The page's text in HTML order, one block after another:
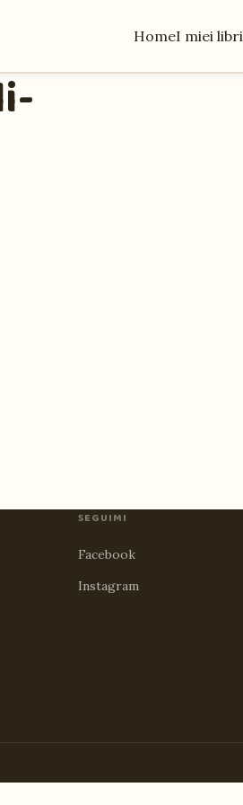
HomeI miei libri
SEGUIMI
Facebook
Instagram